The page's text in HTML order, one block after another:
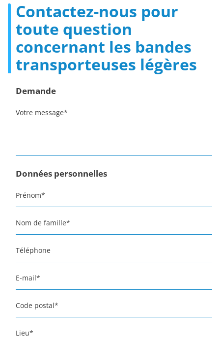
Contactez-nous pour
toute question
concernant les bandes
transporteuses légères
Demande
Votre message*
Données personnelles
Prénom*
Nom de famille*
Téléphone
E-mail*
Code postal*
Lieu*